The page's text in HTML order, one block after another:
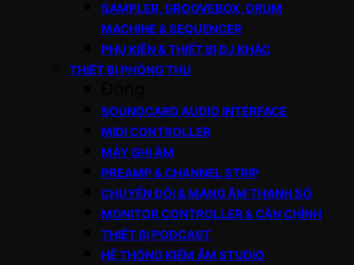
SAMPLER, GROOVEBOX, DRUM
MACHINE & SEQUENCER
PHỤ KIỆN & THIẾT BỊ DJ KHÁC
THIẾT BỊ PHÒNG THU
SOUNDCARD AUDIO INTERFACE
MIDI CONTROLLER
MÁY GHI ÂM
PREAMP & CHANNEL STRIP
CHUYỂN ĐỔI & MẠNG ÂM THANH SỐ
MONITOR CONTROLLER & CÂN CHỈNH
THIẾT BỊ PODCAST
HỆ THỐNG KIỂM ÂM STUDIO